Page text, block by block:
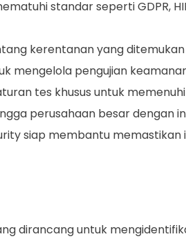
standar seperti GDPR,
kerentanan yang
mengelola pengujian
tes khusus untuk
perusahaan besar dengan
siap membantu
dirancang untuk